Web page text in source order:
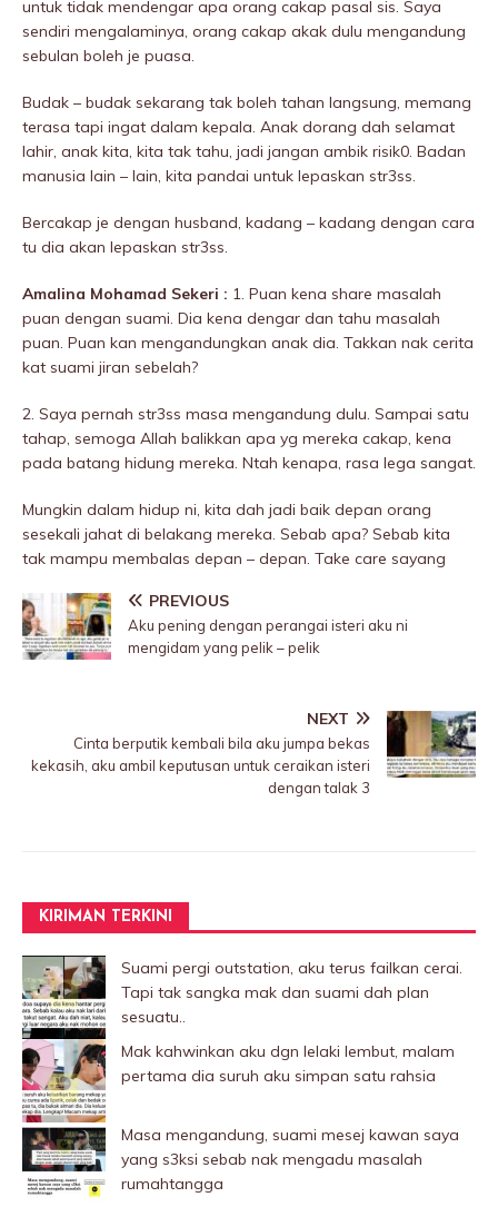
untuk tidak mendengar apa orang cakap pasal sis. Saya
sendiri mengaIaminya, orang cakap akak dulu mengandung
sebulan boleh je puasa.
Budak – budak sekarang tak boleh tahan langsung, memang
terasa tapi ingat dalam kepala. Anak dorang dah seIamat
lahir, anak kita, kita tak tahu, jadi jangan ambik risik0. Badan
manusia lain – lain, kita pandai untuk lepaskan str3ss.
Bercakap je dengan husband, kadang – kadang dengan cara
tu dia akan lepaskan str3ss.
Amalina Mohamad Sekeri : 1. Puan kena share masalah
puan dengan suami. Dia kena dengar dan tahu masalah
puan. Puan kan mengandungkan anak dia. Takkan nak cerita
kat suami jiran sebeIah?
2. Saya pernah str3ss masa mengandung dulu. Sampai satu
tahap, semoga Allah balikkan apa yg mereka cakap, kena
pada batang hidung mereka. Ntah kenapa, rasa lega sangat.
Mungkin dalam hidup ni, kita dah jadi baik depan orang
sesekali jahat di belakang mereka. Sebab apa? Sebab kita
tak mampu membaIas depan – depan. Take care sayang
PREVIOUS
Aku pening dengan perangai isteri aku ni
mengidam yang pelik – pelik
NEXT
Cinta berputik kembali bila aku jumpa bekas
kekasih, aku ambil keputusan untuk ceraikan isteri
dengan taIak 3
KIRIMAN TERKINI
Suami pergi outstation, aku terus failkan cerai.
Tapi tak sangka mak dan suami dah plan
sesuatu..
Mak kahwinkan aku dgn lelaki Iembut, malam
pertama dia suruh aku simpan satu rahsia
Masa mengandung, suami mesej kawan saya
yang s3ksi sebab nak mengadu masalah
rumahtangga